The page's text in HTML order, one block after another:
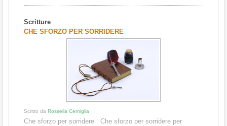
Scritture
CHE SFORZO PER SORRIDERE
Scritto da Rossella Cerniglia
Che sforzo per sorridere Che sforzo per sorridere per